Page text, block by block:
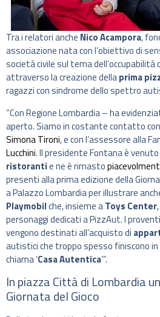
Tra i relatori anche Nico Acampora,
associazione nata con l’obiettivo di
società civile sul tema dell’occupabilità
attraverso la creazione dellaprima
ragazzi con sindrome dello spettro
“Con Regione Lombardia – ha
aperto. Siamo in costante contatto
Simona Tironi, e con l’assessore alla
Lucchini. Il presidente Fontana è
ristorantie ne è rimasto
presenti alla prima edizione della
a Palazzo Lombardia per illustrare
Playmobilche, insieme aToys Center
personaggi dedicati a PizzAut. I
vengono destinati all’acquisto di
autistici che troppo spesso finiscono
chiama ‘Casa Autentica’”.
In piazza Città di Lombardia
Giornata del Gioco